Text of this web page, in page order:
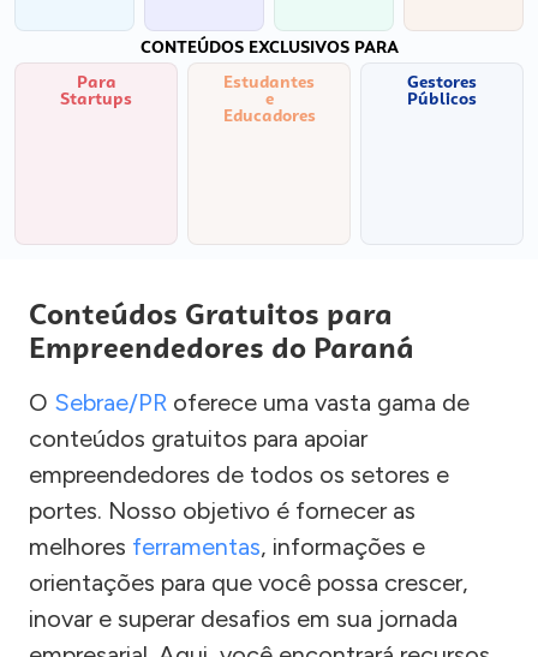
CONTEÚDOS EXCLUSIVOS PARA
Para
Startups
Estudantes
e
Educadores
Gestores
Públicos
Conteúdos Gratuitos para
Empreendedores do Paraná
O Sebrae/PR oferece uma vasta gama de
conteúdos gratuitos para apoiar
empreendedores de todos os setores e
portes. Nosso objetivo é fornecer as
melhores ferramentas, informações e
orientações para que você possa crescer,
inovar e superar desafios em sua jornada